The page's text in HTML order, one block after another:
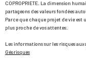
COPROPRIETE. La dimension
partageons des valeurs fondées
Parce que chaque projet de vie est
plus proche de vos attentes.
Les informations sur les risques
Géorisques